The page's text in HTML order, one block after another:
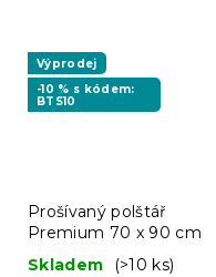
Výprodej
-10 % s kódem:
BTS10
Prošívaný polštář
Premium 70 x 90 cm
Skladem
(>10 ks)